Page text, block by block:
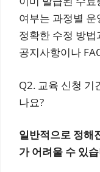
여부는 과정별
정확한 수정 방
공지사항이나
Q2. 교육 신청 기
나요?
일반적으로 정해
가 어려울 수 있